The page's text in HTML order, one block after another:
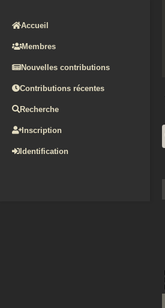
Accueil
Membres
Nouvelles contributions
Contributions récentes
Recherche
Inscription
Identification